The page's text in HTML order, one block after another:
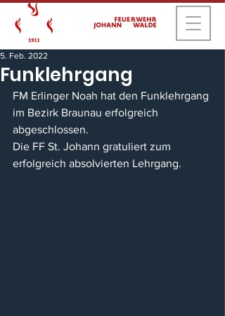
Funklehrgang
5. Feb. 2022
FM Erlinger Noah hat den Funklehrgang
im Bezirk Braunau erfolgreich
abgeschlossen.
Die FF St. Johann gratuliert zum
erfolgreich absolvierten Lehrgang.